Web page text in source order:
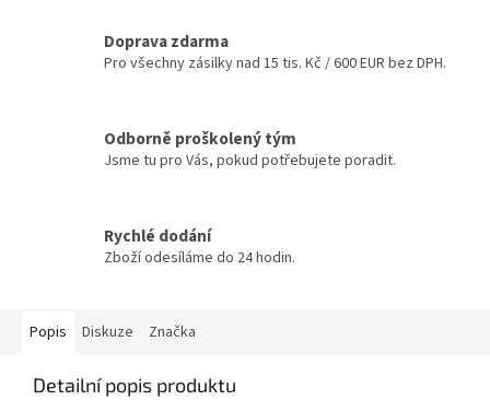
Doprava zdarma
Pro všechny zásilky nad 15 tis. Kč / 600 EUR bez DPH.
Odborně proškolený tým
Jsme tu pro Vás, pokud potřebujete poradit.
Rychlé dodání
Zboží odesíláme do 24 hodin.
Popis Diskuze Značka
Detailní popis produktu